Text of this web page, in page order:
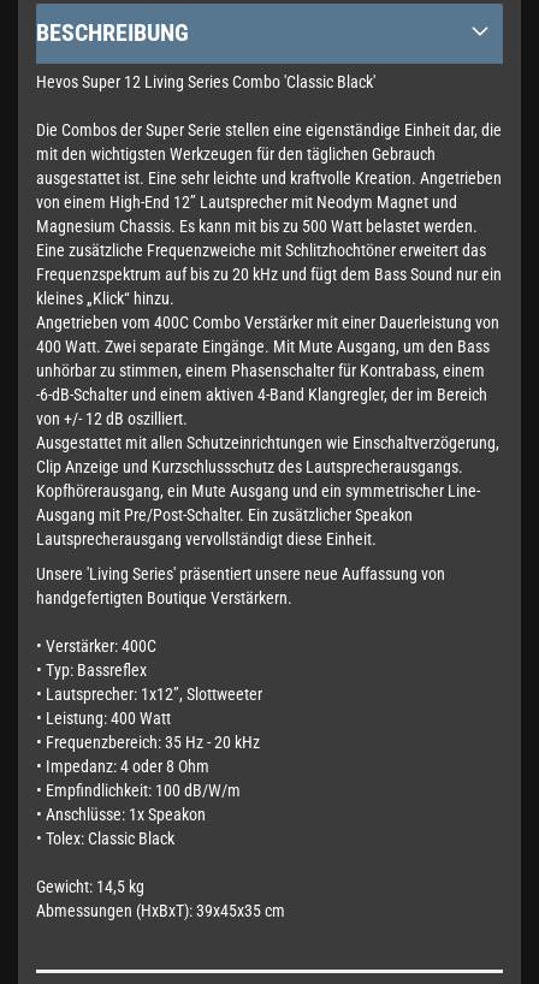
BESCHREIBUNG
Hevos Super 12 Living Series Combo 'Classic Black'
Die Combos der Super Serie stellen eine eigenständige Einheit dar, die
mit den wichtigsten Werkzeugen für den täglichen Gebrauch
ausgestattet ist. Eine sehr leichte und kraftvolle Kreation. Angetrieben
von einem High-End 12’’ Lautsprecher mit Neodym Magnet und
Magnesium Chassis. Es kann mit bis zu 500 Watt belastet werden.
Eine zusätzliche Frequenzweiche mit Schlitzhochtöner erweitert das
Frequenzspektrum auf bis zu 20 kHz und fügt dem Bass Sound nur ein
kleines „Klick“ hinzu.
Angetrieben vom 400C Combo Verstärker mit einer Dauerleistung von
400 Watt. Zwei separate Eingänge. Mit Mute Ausgang, um den Bass
unhörbar zu stimmen, einem Phasenschalter für Kontrabass, einem
-6-dB-Schalter und einem aktiven 4-Band Klangregler, der im Bereich
von +/- 12 dB oszilliert.
Ausgestattet mit allen Schutzeinrichtungen wie Einschaltverzögerung,
Clip Anzeige und Kurzschlussschutz des Lautsprecherausgangs.
Kopfhörerausgang, ein Mute Ausgang und ein symmetrischer Line-
Ausgang mit Pre/Post-Schalter. Ein zusätzlicher Speakon
Lautsprecherausgang vervollständigt diese Einheit.
Unsere 'Living Series' präsentiert unsere neue Auffassung von
handgefertigten Boutique Verstärkern.
• Verstärker: 400C
• Typ: Bassreflex
• Lautsprecher: 1x12”, Slottweeter
• Leistung: 400 Watt
• Frequenzbereich: 35 Hz - 20 kHz
• Impedanz: 4 oder 8 Ohm
• Empfindlichkeit: 100 dB/W/m
• Anschlüsse: 1x Speakon
• Tolex: Classic Black
Gewicht: 14,5 kg
Abmessungen (HxBxT): 39x45x35 cm